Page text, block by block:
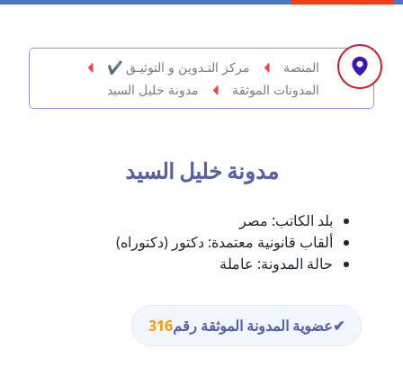
مدونة احمد ابراهيم
مدونة أحمد أبو الدهب
مدونة احمد البحيري
عاملة
مدونة أحمد الجمال
عاملة
المنصة
مركز التـدوين و التوثيـق ✔
المدونات الموثقة
مدونة خليل السيد
مدونة خليل السيد
بلد الكاتب: مصر
ألقاب قانونية معتمدة: دكتور (دكتوراه)
حالة المدونة: عاملة
✔عضوية المدونة الموثقة رقم316